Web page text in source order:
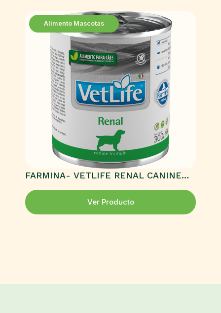
Alimento Mascotas
FARMINA- VETLIFE RENAL CANINE
HÚMEDO
Ver Producto